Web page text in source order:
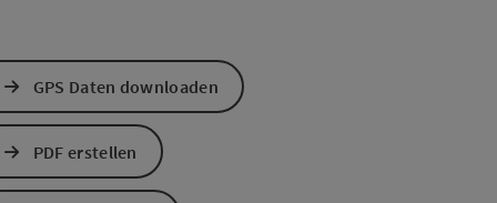
GPS Daten downloaden
PDF erstellen